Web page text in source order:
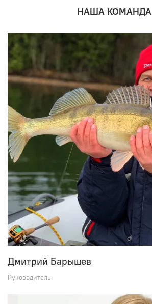
НАША КОМАНДА
Дмитрий Барышев
Руководитель